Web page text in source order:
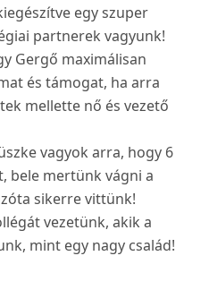
egy szuper
partnerek vagyunk!
Gergő maximálisan
és támogat, ha arra
mellette nő és vezető
vagyok arra, hogy 6
bele mertünk vágni a
sikerre vittünk!
vezetünk, akik a
mint egy nagy család!